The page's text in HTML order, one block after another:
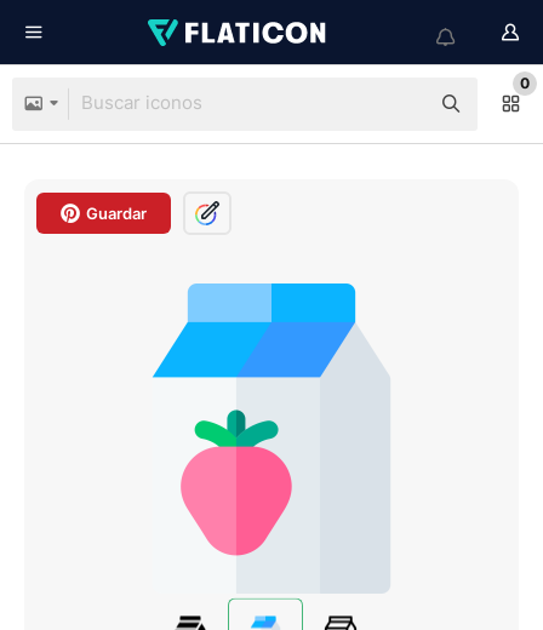
0
Guardar